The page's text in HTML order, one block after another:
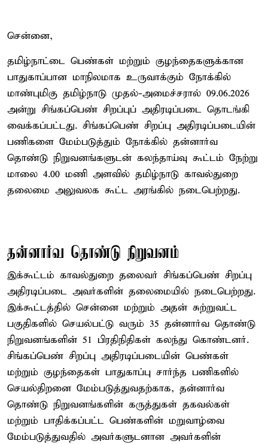
சென்னை,
தமிழ்நாட்டை பெண்கள் மற்றும் குழந்தைகளுக்கான
பாதுகாப்பான மாநிலமாக உருவாக்கும் நோக்கில்
மாண்புமிகு தமிழ்நாடு முதல்-அமைச்சரால் 09.06.2026
அன்று சிங்கப்பெண் சிறப்புப் அதிரடிப்படை தொடங்கி
வைக்கப்பட்டது. சிங்கப்பெண் சிறப்பு அதிரடிப்படையின்
பணிகளை மேம்படுத்தும் நோக்கில் தன்னார்வ
தொண்டு நிறுவனங்களுடன் கலந்தாய்வு கூட்டம் நேற்று
மாலை 4.00 மணி அளவில் தமிழ்நாடு காவல்துறை
தலைமை அலுவலக கூட்ட அரங்கில் நடைபெற்றது.
தன்னார்வ தொண்டு நிறுவனம்
இக்கூட்டம் காவல்துறை தலைவர் சிங்கப்பெண் சிறப்பு
அதிரடிப்படை அவர்களின் தலைமையில் நடைபெற்றது.
இக்கூட்டத்தில் சென்னை மற்றும் அதன் சுற்றுவட்ட
பகுதிகளில் செயல்பட்டு வரும் 35 தன்னார்வ தொண்டு
நிறுவனங்களின் 51 பிரதிநிதிகள் கலந்து கொண்டனர்.
சிங்கப்பெண் சிறப்பு அதிரடிப்படையின் பெண்கள்
மற்றும் குழந்தைகள் பாதுகாப்பு சார்ந்த பணிகளில்
செயல்திறனை மேம்படுத்துவதற்காக, தன்னார்வ
தொண்டு நிறுவனங்களின் கருத்துகள் தகவல்கள்
மற்றும் பாதிக்கப்பட்ட பெண்களின் மறுவாழ்வை
மேம்படுத்துவதில் அவர்களுடனான அவர்களின்